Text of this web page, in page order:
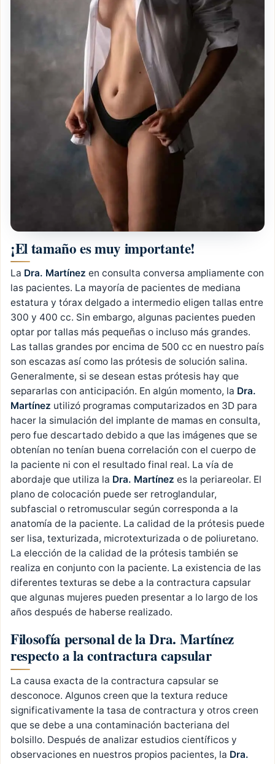
¡El tamaño es muy importante!
La Dra. Martínez en consulta conversa ampliamente con
las pacientes. La mayoría de pacientes de mediana
estatura y tórax delgado a intermedio eligen tallas entre
300 y 400 cc. Sin embargo, algunas pacientes pueden
optar por tallas más pequeñas o incluso más grandes.
Las tallas grandes por encima de 500 cc en nuestro país
son escazas así como las prótesis de solución salina.
Generalmente, si se desean estas prótesis hay que
separarlas con anticipación. En algún momento, la Dra.
Martínez utilizó programas computarizados en 3D para
hacer la simulación del implante de mamas en consulta,
pero fue descartado debido a que las imágenes que se
obtenían no tenían buena correlación con el cuerpo de
la paciente ni con el resultado final real. La vía de
abordaje que utiliza la Dra. Martínez es la periareolar. El
plano de colocación puede ser retroglandular,
subfascial o retromuscular según corresponda a la
anatomía de la paciente. La calidad de la prótesis puede
ser lisa, texturizada, microtexturizada o de poliuretano.
La elección de la calidad de la prótesis también se
realiza en conjunto con la paciente. La existencia de las
diferentes texturas se debe a la contractura capsular
que algunas mujeres pueden presentar a lo largo de los
años después de haberse realizado.
Filosofía personal de la Dra. Martínez
respecto a la contractura capsular
La causa exacta de la contractura capsular se
desconoce. Algunos creen que la textura reduce
significativamente la tasa de contractura y otros creen
que se debe a una contaminación bacteriana del
bolsillo. Después de analizar estudios científicos y
observaciones en nuestros propios pacientes, la Dra.